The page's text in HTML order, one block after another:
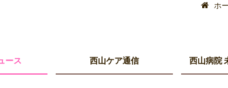
ホ
ース 西山ケア通信 西山病院